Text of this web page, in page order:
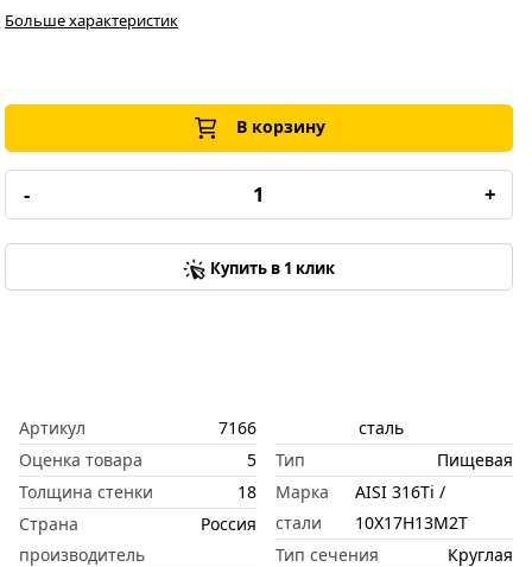
Больше характеристик
В корзину
- +
Купить в 1 клик
Артикул
7166
Оценка товара
5
Толщина стенки
18
Страна
производитель
Россия
сталь
Тип
Пищевая
Марка
стали
AISI 316Ti /
10Х17Н13М2Т
Тип сечения
Круглая